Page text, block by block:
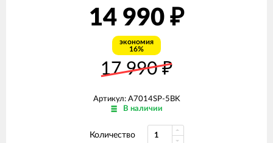
14 990 ₽
экономия
16%
17 990₽
Артикул: A7014SP-5BK
В наличии
Количество